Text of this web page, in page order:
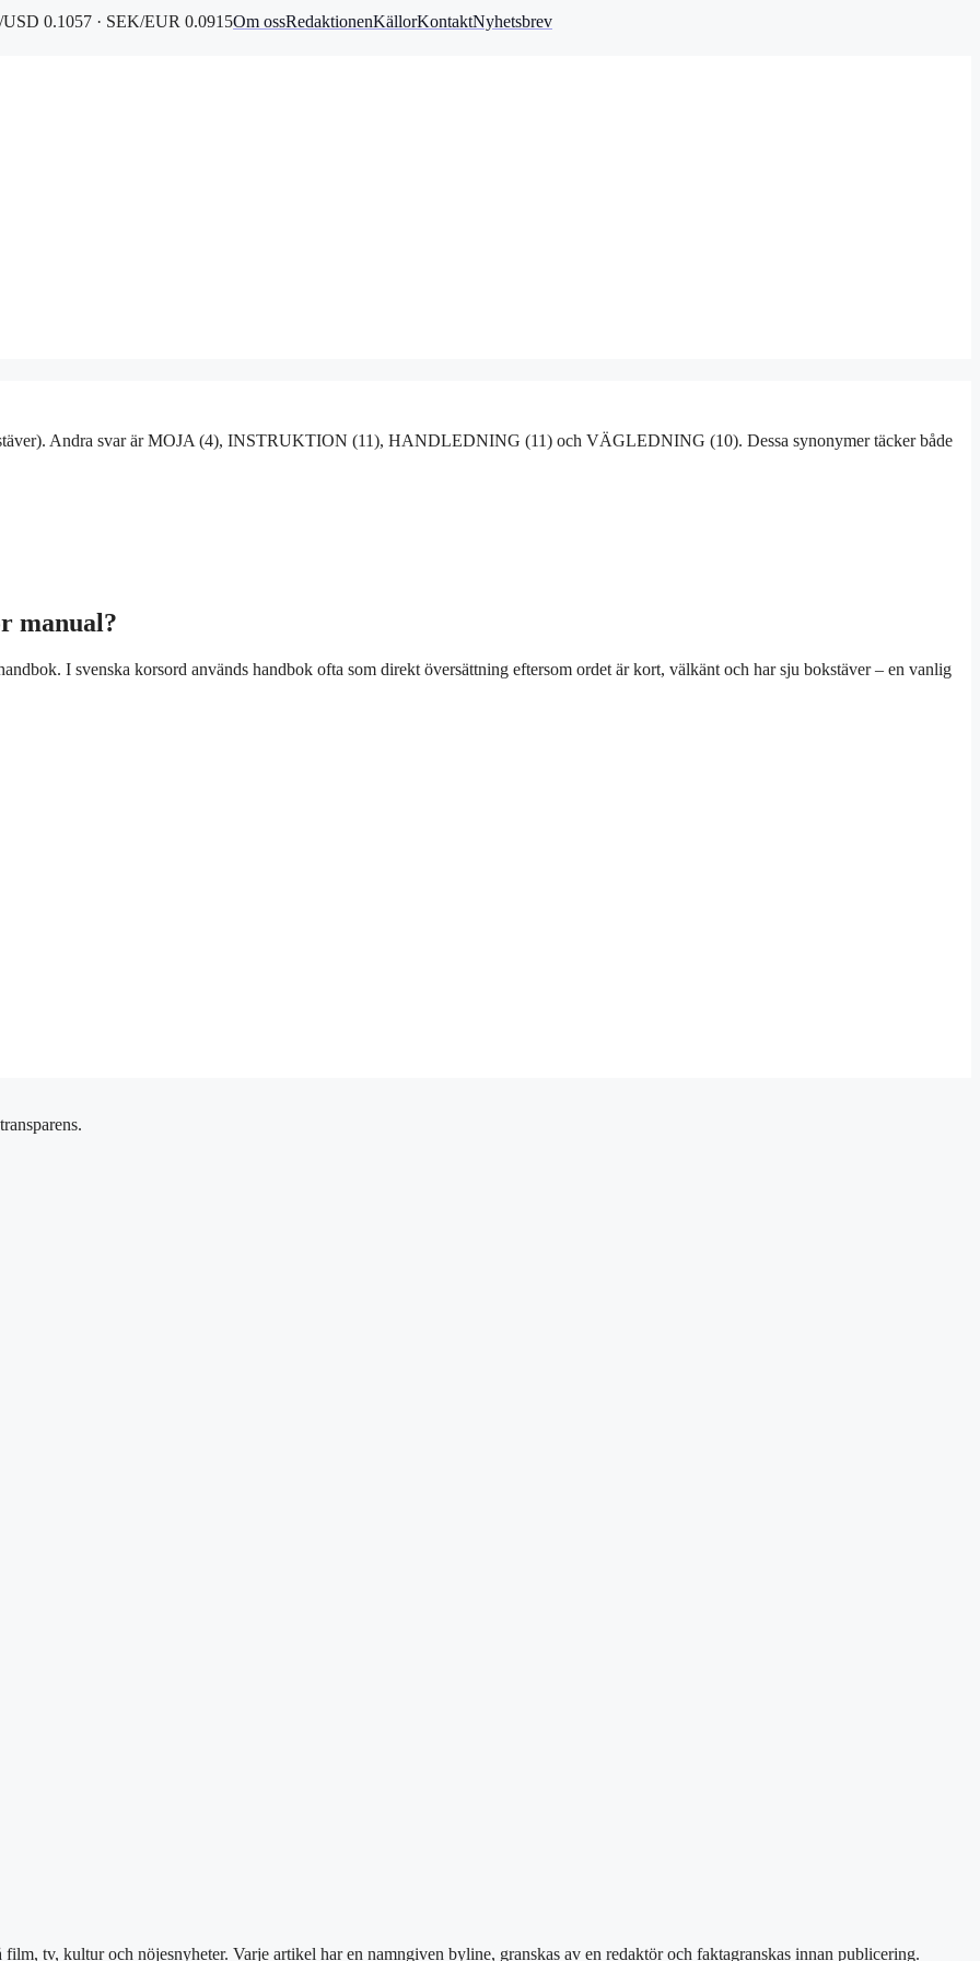
0.1057 · SEK/EUR 0.0915Om ossRedaktionenKällorKontaktNyhetsbrev
Andra svar är MOJA (4), INSTRUKTION (11), HANDLEDNING (11) och VÄGLEDNING (10). Dessa synonymer täcker både
manual?
I svenska korsord används handbok ofta som direkt översättning eftersom ordet är kort, välkänt och har sju bokstäver – en vanlig
tv, kultur och nöjesnyheter. Varje artikel har en namngiven byline, granskas av en redaktör och faktagranskas innan publicering.